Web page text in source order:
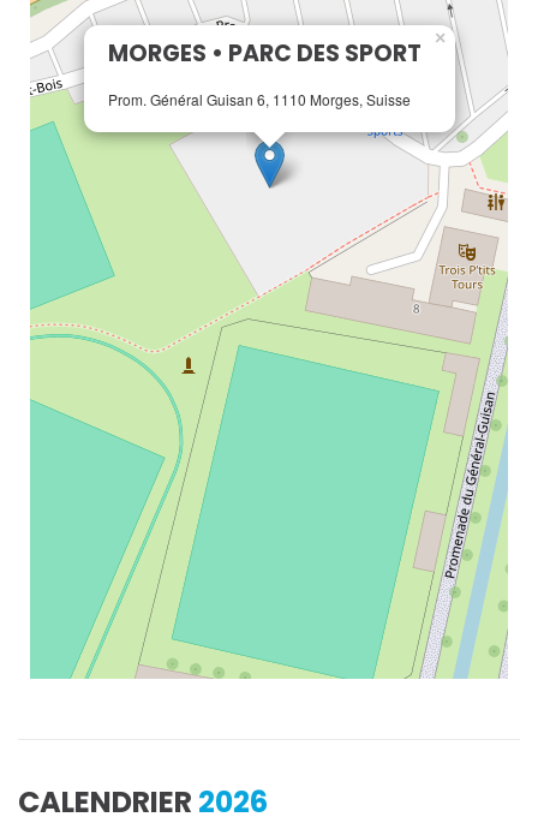
MORGES • PARC DES SPORT
Prom. Général Guisan 6, 1110 Morges, Suisse
×
CALENDRIER 2026